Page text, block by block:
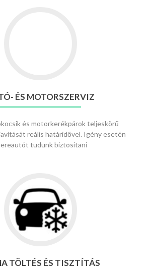
ÉS MOTORSZERVIZ
és motorkerékpárok teljeskörű
reális határidővel. Igény esetén
tudunk biztosítani
TÖLTÉS ÉS TISZTÍTÁS